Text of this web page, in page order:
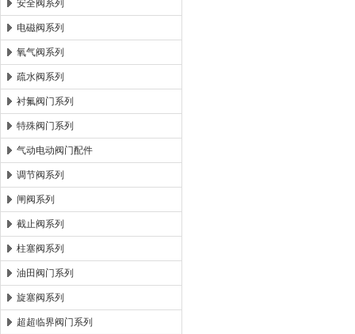
安全阀系列
电磁阀系列
氧气阀系列
疏水阀系列
衬氟阀门系列
特殊阀门系列
气动电动阀门配件
调节阀系列
闸阀系列
截止阀系列
柱塞阀系列
油田阀门系列
旋塞阀系列
超超临界阀门系列